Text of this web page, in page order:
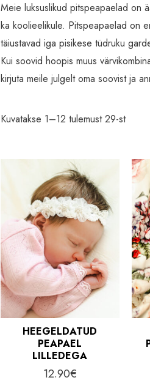
Meie luksuslikud pitspeapaelad on
ka koolieelikule. Pitspeapaelad on
täiustavad iga pisikese tüdruku
Kui soovid hoopis muus
kirjuta meile julgelt oma soovist ja
Kuvatakse 1–12 tulemust 29-st
HEEGELDATUD
PEAPAEL
LILLEDEGA
12.90€